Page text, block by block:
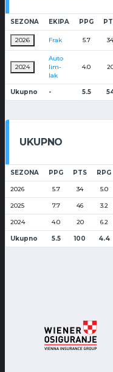
SEZONA EKIPA PPG
2026 Frak 5.7 34
2024
Auto
lim-
lak
4.0
Ukupno - 5.5
UKUPNO
SEZONA PPG PTS RPG
2026 5.7 34 5.0
2025 7.7 46 3.2
2024 4.0 20 6.2
Ukupno 5.5 100 4.4